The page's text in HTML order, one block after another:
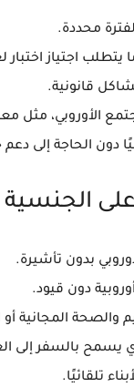
محددة.
يتطلب اجتياز اختبار
قانونية.
الأوروبي، مثل
دون الحاجة إلى
بدون تأشيرة.
دون قيود.
والصحة المجانية أو
يسمح بالسفر إلى
تلقائيًا.